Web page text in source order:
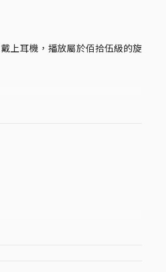
上耳機，播放屬於佰拾伍級的旋
綜合大樓，繞過了我們蛻變。然
次遲到的校車、專屬於晚自習人
少懵懂與成長的歌，也是關於我